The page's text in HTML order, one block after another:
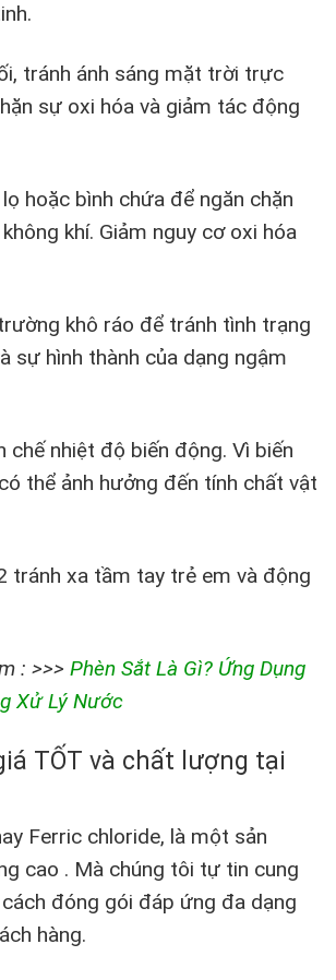
tránh ánh sáng mặt trời trực
sự oxi hóa và giảm tác động
hoặc bình chứa để ngăn chặn
khí. Giảm nguy cơ oxi hóa
khô ráo để tránh tình trạng
sự hình thành của dạng ngậm
chế nhiệt độ biến động. Vì biến
thể ảnh hưởng đến tính chất vật
tránh xa tầm tay trẻ em và động
: >>> Phèn Sắt Là Gì? Ứng Dụng
Xử Lý Nước
TỐT và chất lượng tại
Ferric chloride, là một sản
cao . Mà chúng tôi tự tin cung
đóng gói đáp ứng đa dạng
hàng.